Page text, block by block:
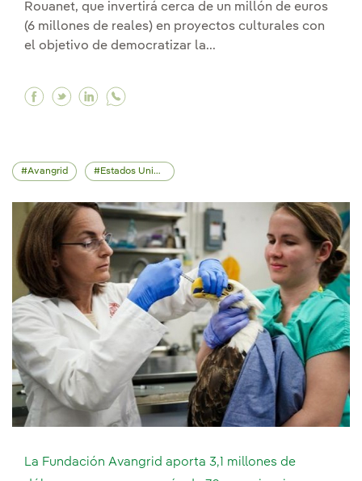
Rouanet, que invertirá cerca de un millón de euros
(6 millones de reales) en proyectos culturales con
el objetivo de democratizar la...
Facebook Neoenergia y el Ministerio de
Twitter Neoenergia y el Ministerio de
Linkedin Neoenergia y el Ministerio
Avangrid Estados Unidos
La Fundación Avangrid aporta 3,1 millones de